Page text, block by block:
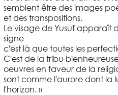
semblent être des images
et des transpositions.
Le visage de Yusuf apparaît
signe
c'est là que toutes les
C'est de la tribu
oeuvres en faveur de la
sont comme l'aurore dont la
l'horizon. »